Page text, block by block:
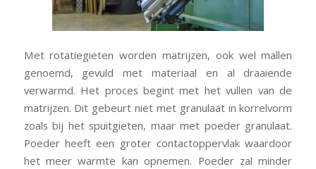
Met rotatiegieten worden matrijzen, ook wel mallen
genoemd, gevuld met materiaal en al draaiende
verwarmd. Het proces begint met het vullen van de
matrijzen. Dit gebeurt niet met granulaat in korrelvorm
zoals bij het spuitgieten, maar met poeder granulaat.
Poeder heeft een groter contactoppervlak waardoor
het meer warmte kan opnemen. Poeder zal minder